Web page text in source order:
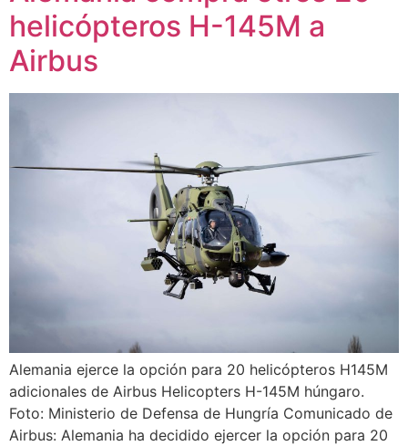
helicópteros H-145M a
Airbus
Alemania ejerce la opción para 20 helicópteros H145M
adicionales de Airbus Helicopters H-145M húngaro.
Foto: Ministerio de Defensa de Hungría Comunicado de
Airbus: Alemania ha decidido ejercer la opción para 20